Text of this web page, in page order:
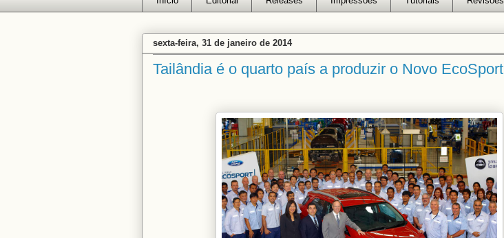
sexta-feira, 31 de janeiro de 2014
Tailândia é o quarto país a produzir o Novo EcoSport